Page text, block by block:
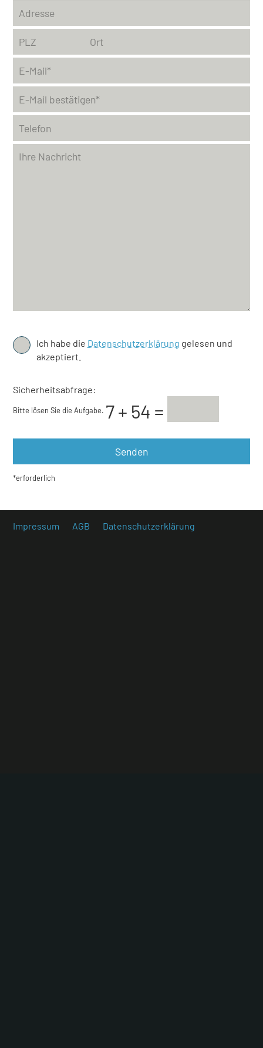
Ich habe die Datenschutzerklärung gelesen und
akzeptiert.
Sicherheitsabfrage:
Bitte lösen Sie die Aufgabe.
*erforderlich
Impressum AGB Datenschutzerklärung